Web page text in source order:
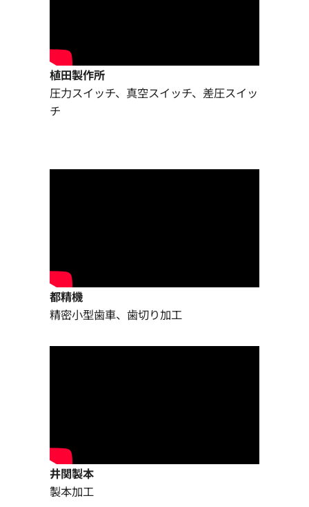
植田製作所
圧力スイッチ、真空スイッチ、差圧スイッ
チ
都精機
精密小型歯車、歯切り加工
井関製本
製本加工